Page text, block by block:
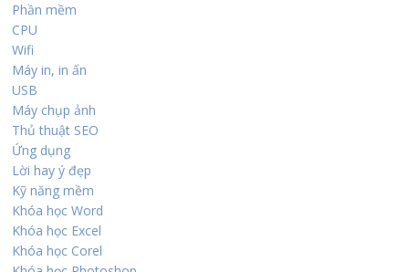
Phần mềm
CPU
Wifi
Máy in, in ấn
USB
Máy chụp ảnh
Thủ thuật SEO
Ứng dụng
Lời hay ý đẹp
Kỹ năng mềm
Khóa học Word
Khóa học Excel
Khóa học Corel